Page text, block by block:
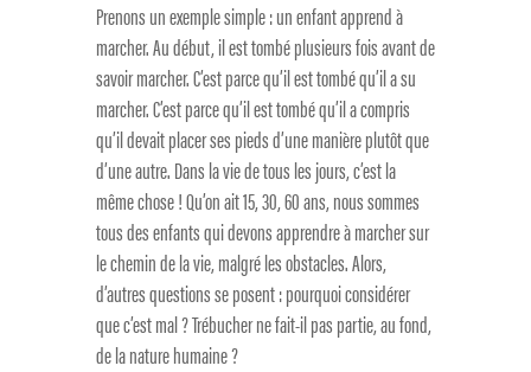
Prenons un exemple simple : un enfant apprend à
marcher. Au début, il est tombé plusieurs fois avant de
savoir marcher. C’est parce qu’il est tombé qu’il a su
marcher. C’est parce qu’il est tombé qu’il a compris
qu’il devait placer ses pieds d’une manière plutôt que
d’une autre. Dans la vie de tous les jours, c’est la
même chose ! Qu’on ait 15, 30, 60 ans, nous sommes
tous des enfants qui devons apprendre à marcher sur
le chemin de la vie, malgré les obstacles. Alors,
d’autres questions se posent : pourquoi considérer
que c’est mal ? Trébucher ne fait-il pas partie, au fond,
de la nature humaine ?